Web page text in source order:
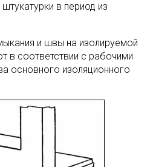
в период из
и швы на изолируемой
в соответствии с рабочими
основного изоляционного